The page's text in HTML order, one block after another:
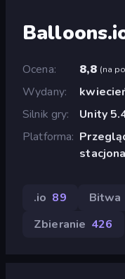
Ocena 8,8 (na
Wydany
Silnik gry
Unity
Platforma
.io 89 Bitwa
Zbieranie 426